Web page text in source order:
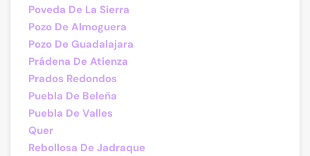
Poveda De La Sierra
Pozo De Almoguera
Pozo De Guadalajara
Prádena De Atienza
Prados Redondos
Puebla De Beleña
Puebla De Valles
Quer
Rebollosa De Jadraque